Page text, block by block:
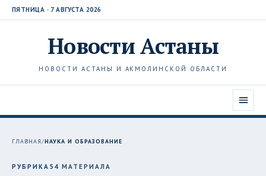
ПЯТНИЦА · 7 АВГУСТА 2026
НовостиАстаны
НОВОСТИ АСТАНЫ И АКМОЛИНСКОЙ ОБЛАСТИ
ГЛАВНАЯ/НАУКА И ОБРАЗОВАНИЕ
РУБРИКА 54 МАТЕРИАЛА